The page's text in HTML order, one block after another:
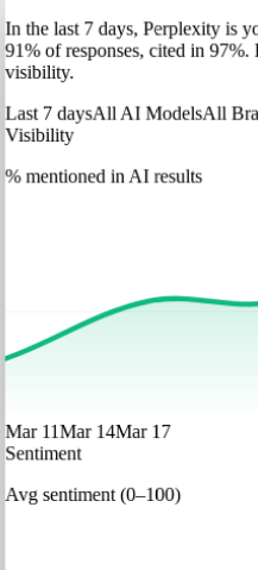
Inthe last 7 days, Perplexityis
91% of responses, cited in 97%.
visibility.
Last 7 daysAll AI ModelsAll
Visibility
% mentioned in AI results
Mar 11Mar 14Mar 17
Sentiment
Avg sentiment (0–100)